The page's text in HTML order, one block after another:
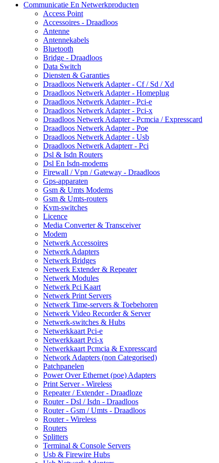
Communicatie En Netwerkproducten
Access Point
Accessoires - Draadloos
Antenne
Antennekabels
Bluetooth
Bridge - Draadloos
Data Switch
Diensten & Garanties
Draadloos Netwerk Adapter - Cf / Sd / Xd
Draadloos Netwerk Adapter - Homeplug
Draadloos Netwerk Adapter - Pci-e
Draadloos Netwerk Adapter - Pci-x
Draadloos Netwerk Adapter - Pcmcia / Expresscard
Draadloos Netwerk Adapter - Poe
Draadloos Netwerk Adapter - Usb
Draadloos Netwerk Adapterr - Pci
Dsl & Isdn Routers
Dsl En Isdn-modems
Firewall / Vpn / Gateway - Draadloos
Gps-apparaten
Gsm & Umts Modems
Gsm & Umts-routers
Kvm-switches
Licence
Media Converter & Transceiver
Modem
Netwerk Accessoires
Netwerk Adapters
Netwerk Bridges
Netwerk Extender & Repeater
Netwerk Modules
Netwerk Pci Kaart
Netwerk Print Servers
Netwerk Time-servers & Toebehoren
Netwerk Video Recorder & Server
Netwerk-switches & Hubs
Netwerkkaart Pci-e
Netwerkkaart Pci-x
Netwerkkaart Pcmcia & Expresscard
Network Adapters (non Categorised)
Patchpanelen
Power Over Ethernet (poe) Adapters
Print Server - Wireless
Repeater / Extender - Draadloze
Router - Dsl / Isdn - Draadloos
Router - Gsm / Umts - Draadloos
Router - Wireless
Routers
Splitters
Terminal & Console Servers
Usb & Firewire Hubs